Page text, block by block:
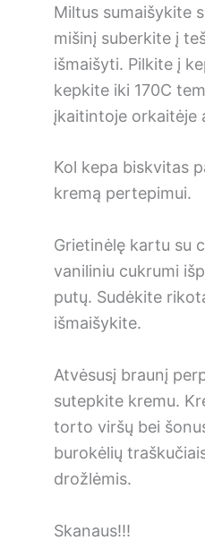
Miltus sumaišykite
mišinį suberkite į
išmaišyti. Pilkite į
kepkite iki 170C
įkaitintoje orkaitėje
Kol kepa biskvitas
kremą pertepimui.
Grietinėlę kartu su
vaniliniu cukrumi
putų. Sudėkite
išmaišykite.
Atvėsusį braunį
sutepkite kremu.
torto viršų bei
burokėlių
drožlėmis.
Skanaus!!!